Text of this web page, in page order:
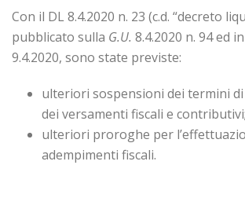
Con il DL 8.4.2020 n. 23 (c.d. “decreto
pubblicato sulla G.U. 8.4.2020 n. 94 ed
9.4.2020, sono state previste:
ulteriori sospensioni dei termini
dei versamenti fiscali e contributivi;
ulteriori proroghe per
adempimenti fiscali.